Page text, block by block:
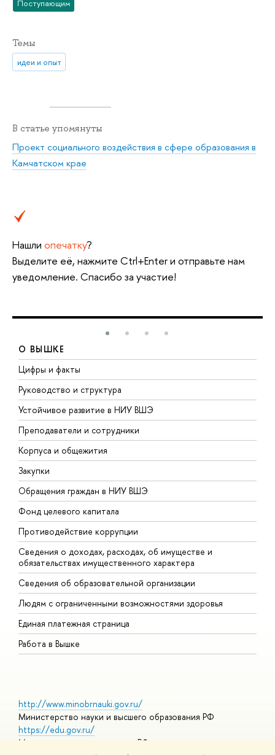
Поступающим
Темы
идеи и опыт
В статье упомянуты
Проект социального воздействия в сфере образования в
Камчатском крае
Нашли опечатку?
Выделите её, нажмите Ctrl+Enter и отправьте нам
уведомление. Спасибо за участие!
О ВЫШКЕ
Цифры и факты
Руководство и структура
Устойчивое развитие в НИУ ВШЭ
Преподаватели и сотрудники
Корпуса и общежития
Закупки
Обращения граждан в НИУ ВШЭ
Фонд целевого капитала
Противодействие коррупции
Сведения о доходах, расходах, об имуществе и
обязательствах имущественного характера
Сведения об образовательной организации
Людям с ограниченными возможностями здоровья
Единая платежная страница
Работа в Вышке
http://www.minobrnauki.gov.ru/
Министерство науки и высшего образования РФ
https://edu.gov.ru/
Министерство просвещения РФ